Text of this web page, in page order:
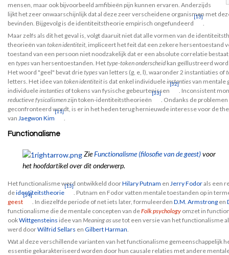
mensen, maar ook bijvoorbeeld amfibieën pijn kunnen ervaren. Anderzijds
lijkt het zeer onwaarschijnlijk dat al deze zeer verscheidene organismen met
bevinden. Bijgevolg is de identiteitstheorie empirisch ongefundeerd
[13]
Maar zelfs als dit het geval is, volgt daaruit niet dat alle vormen van de
theorieën van token identiteit , impliceert het feit dat een zekere hersentoestand
toestand van een persoon niet noodzakelijk dat er een absolute correlatie
en typesvan hersentoestanden. Hettype-token onderscheid kan geïllustreerd
Het woord "geel" bevat drietypesvan letters (g, e, l), waaronder 2 instantiaties of
letters. Het idee van token identiteit is dat enkel individueleinstantiesvan mentale
individueleinstanties of tokens van fysische gebeurtenissen
[32]
. Inconsistent
reductieve fysicalismenzijn token-identiteitstheorieën
[33]
. Ondanks de
geconfronteerd wordt, is er in het heden terug hernieuwde interesse voor de
van Jaegwon Kim
[11]
Functionalisme
ZieFunctionalisme (filosofie van de geest)voor
het hoofdartikel over dit onderwerp.
Het functionalisme werd ontwikkeld doorHilary Putnam en Jerry Fodorals een
deidentiteitstheorie
[13]
. Putnam en Fodor vatten mentale toestanden op in
geest
[34]
. In diezelfde periode of net iets later, formuleerden D.M. Armstrong en
functionalisme die de mentale concepten van deFolk psychology omzet in
ookWittgensteins idee van Meaning as usetot een versie van het functionalisme
werd doorWilfrid Sellars en Gilbert Harman
Wat al deze verschillende varianten van het functionalisme gemeenschappelijk
essentie gekarakteriseerd worden door hun causale relaties met andere